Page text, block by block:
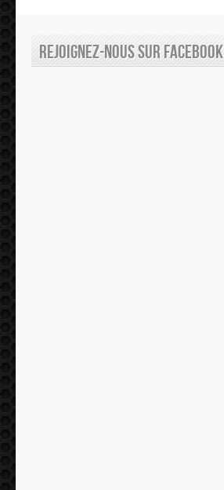
Rejoignez-nous sur Facebook